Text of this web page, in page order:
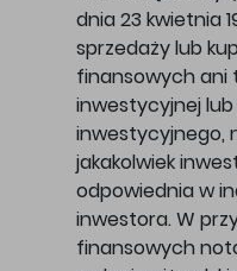
dnia 23 kwietnia
sprzedaży lub
finansowych ani
inwestycyjnej
inwestycyjnego,
jakakolwiek
odpowiednia w
inwestora. W
finansowych